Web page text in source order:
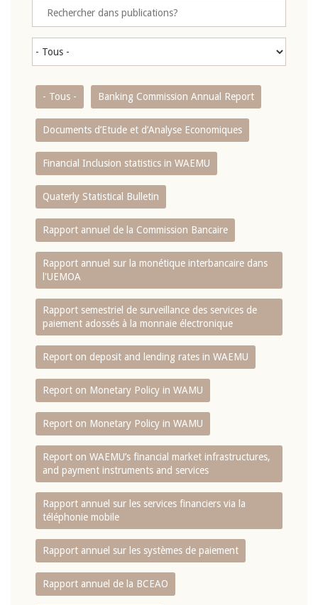
- Tous - Banking Commission Annual Report
Documents d’Etude et d’Analyse Economiques
Financial Inclusion statistics in WAEMU
Quaterly Statistical Bulletin
Rapport annuel de la Commission Bancaire
Rapport annuel sur la monétique interbancaire dans
l'UEMOA
Rapport semestriel de surveillance des services de
paiement adossés à la monnaie électronique
Report on deposit and lending rates in WAEMU
Report on Monetary Policy in WAMU
Report on Monetary Policy in WAMU
Report on WAEMU’s financial market infrastructures,
and payment instruments and services
Rapport annuel sur les services financiers via la
téléphonie mobile
Rapport annuel sur les systèmes de paiement
Rapport annuel de la BCEAO